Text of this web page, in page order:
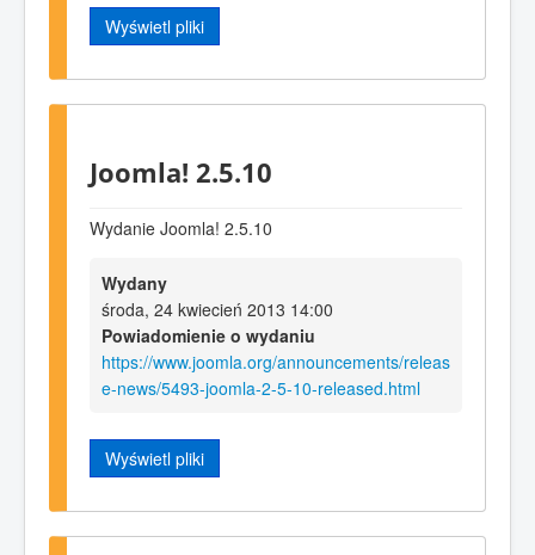
Wyświetl pliki
Joomla! 2.5.10
Wydanie Joomla! 2.5.10
Wydany
środa, 24 kwiecień 2013 14:00
Powiadomienie o wydaniu
https://www.joomla.org/announcements/releas
e-news/5493-joomla-2-5-10-released.html
Wyświetl pliki